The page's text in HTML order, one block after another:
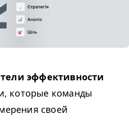
эффективности
которые команды
своей